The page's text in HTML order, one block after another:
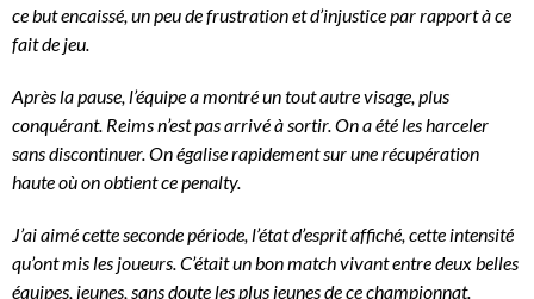
ce but encaissé, un peu de frustration et d’injustice par rapport à ce
fait de jeu.
Après la pause, l’équipe a montré un tout autre visage, plus
conquérant. Reims n’est pas arrivé à sortir. On a été les harceler
sans discontinuer. On égalise rapidement sur une récupération
haute où on obtient ce penalty.
J’ai aimé cette seconde période, l’état d’esprit affiché, cette intensité
qu’ont mis les joueurs. C’était un bon match vivant entre deux belles
équipes, jeunes, sans doute les plus jeunes de ce championnat.